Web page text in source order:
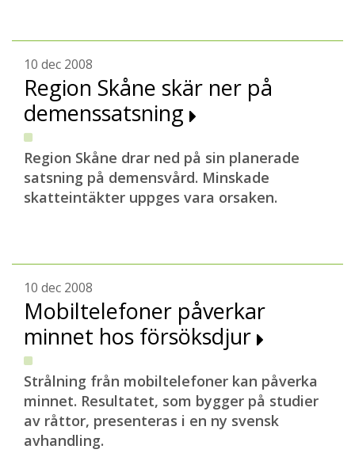
10 dec 2008
Region Skåne skär ner på
demenssatsning
Region Skåne drar ned på sin planerade
satsning på demensvård. Minskade
skatteintäkter uppges vara orsaken.
10 dec 2008
Mobiltelefoner påverkar
minnet hos försöksdjur
Strålning från mobiltelefoner kan påverka
minnet. Resultatet, som bygger på studier
av råttor, presenteras i en ny svensk
avhandling.